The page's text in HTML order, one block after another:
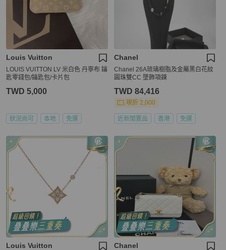
Louis Vuitton
LOUIS VUITTON LV 米白色 丹寧布 鑰
匙零錢包/鑰匙包/卡片包
TWD 5,000
狀況尚可 本地 免運
Chanel
Chanel 26A琉璃樹脂及金屬黑白花紋
圓珠雙CC 墜飾項鍊
TWD 84,416
現折 2,000
近新閒置品 香港 免運
Louis Vuitton Chanel